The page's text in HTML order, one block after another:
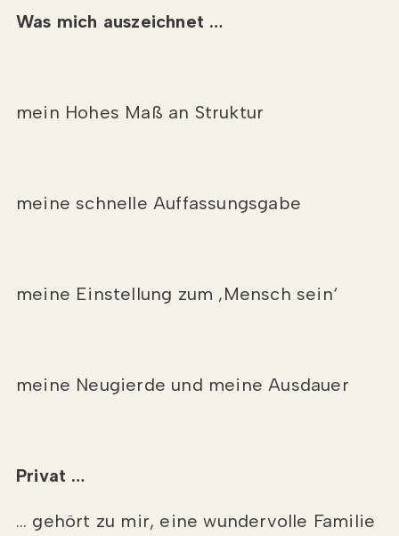
Was mich auszeichnet …
mein Hohes Maß an Struktur
meine schnelle Auffassungsgabe
meine Einstellung zum ‚Mensch sein‘
meine Neugierde und meine Ausdauer
Privat …
… gehört zu mir, eine wundervolle Familie